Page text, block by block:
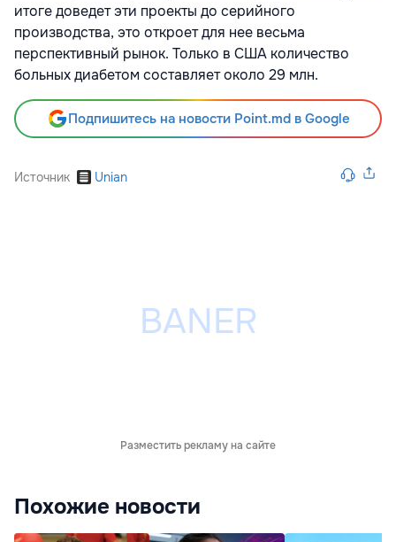
итоге доведет эти проекты до серийного
производства, это откроет для нее весьма
перспективный рынок. Только в США количество
больных диабетом составляет около 29 млн.
Подпишитесь на новости Point.md в Google
Источник Unian
Разместить рекламу на сайте
Похожие новости